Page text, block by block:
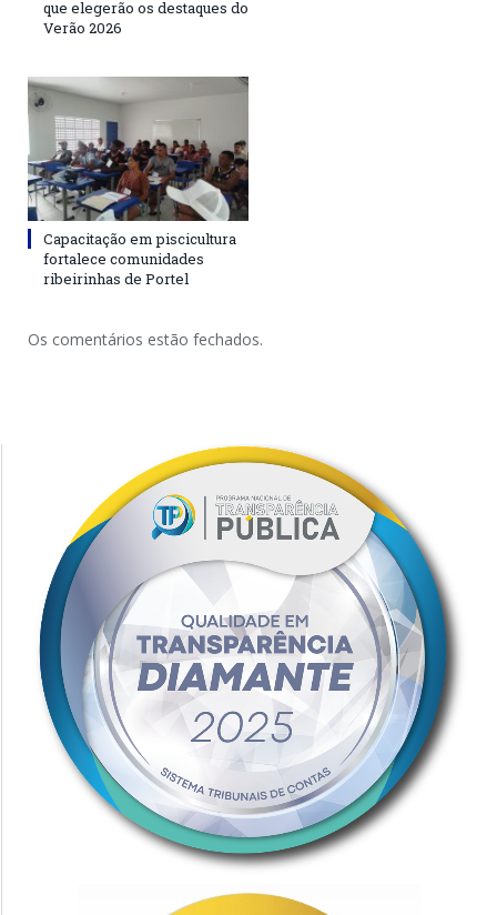
que elegerão os destaques do
Verão 2026
Capacitação em piscicultura
fortalece comunidades
ribeirinhas de Portel
Os comentários estão fechados.